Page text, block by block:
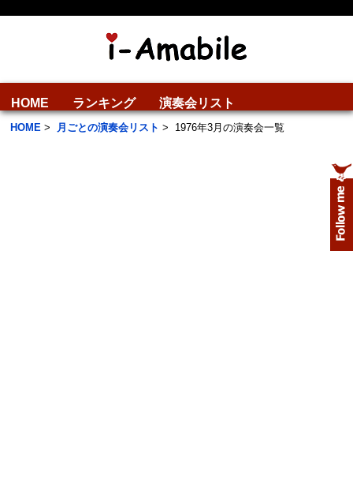
HOME ランキング 演奏会リスト
HOME > 月ごとの演奏会リスト > 1976年3月の演奏会一覧